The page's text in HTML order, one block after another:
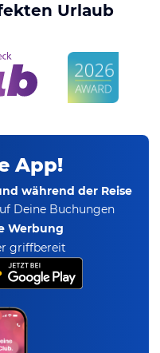
Urlaub
App!
während der Reise
Deine Buchungen
Werbung
griffbereit